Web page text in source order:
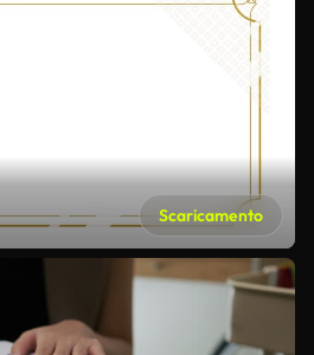
Scaricamento